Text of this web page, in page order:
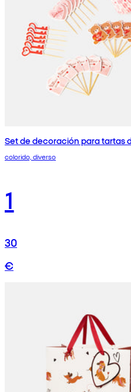
Set de decoración para tartas
colorido, diverso
1
30
€